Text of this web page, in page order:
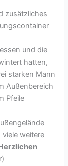
zusätzliches
und die
hatten,
starken Mann
Außenbereich
Pfeile
weitere